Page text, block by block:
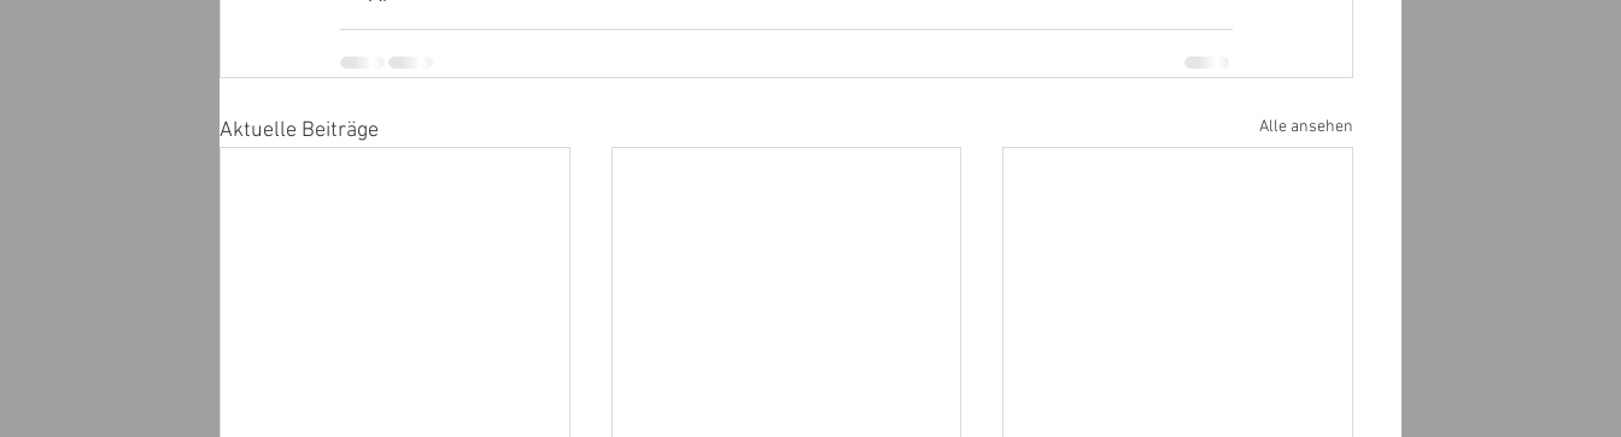
Aktuelle Beiträge Alle ansehen